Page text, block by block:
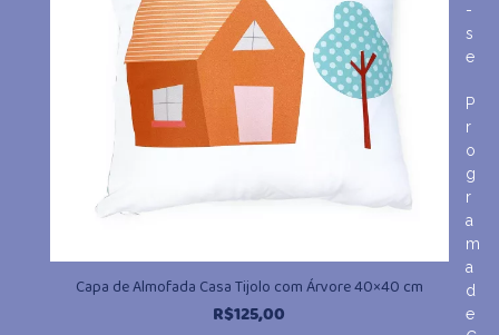
Capa de Almofada Casa Tijolo com Árvore 40×40 cm
R$125,00
-
s
e
P
r
o
g
r
a
m
a
d
e